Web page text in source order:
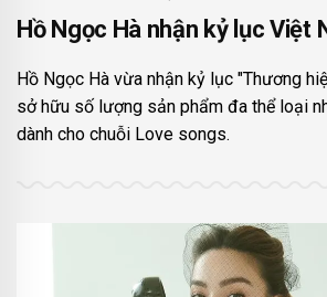
Hồ Ngọc Hà nhận kỷ lục Việt
Hồ Ngọc Hà vừa nhận kỷ lục "Thương
sở hữu số lượng sản phẩm đa thể loại
dành cho chuỗi Love songs.